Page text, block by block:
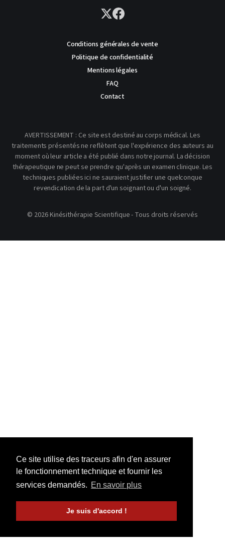
Ce site utilise des traceurs afin d'en assurer
le fonctionnement technique et fournir les
services demandés. En savoir plus
Je suis d'accord !
Conditions générales de vente
Politique de confidentialité
Mentions légales
FAQ
Contact
AVERTISSEMENT : Ce site est destiné au corps médical. Les
traitements présentés ne reflètent que l'expérience des auteurs au
moment où leur article a été publié dans notre journal. La décision
thérapeutique ne peut se prendre qu'après un examen clinique. Les
techniques publiées ici ne sauraient justifier une quelconque
revendication de la part d'un soignant ou d'un soigné.
© 2026 Kinésithérapie Scientifique - Tous droits réservés